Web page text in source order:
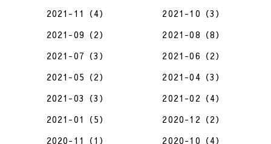
2021-11（4）
2021-10（3）
2021-09（2）
2021-08（8）
2021-07（3）
2021-06（2）
2021-05（2）
2021-04（3）
2021-03（3）
2021-02（4）
2021-01（5）
2020-12（2）
2020-11（1）
2020-10（4）